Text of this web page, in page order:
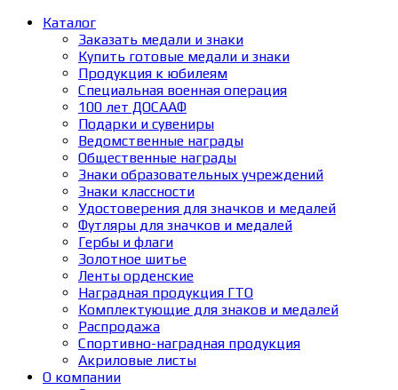
Каталог
Заказать медали и знаки
Купить готовые медали и знаки
Продукция к юбилеям
Специальная военная операция
100 лет ДОСААФ
Подарки и сувениры
Ведомственные награды
Общественные награды
Знаки образовательных учреждений
Знаки классности
Удостоверения для значков и медалей
Футляры для значков и медалей
Гербы и флаги
Золотное шитье
Ленты орденские
Наградная продукция ГТО
Комплектующие для знаков и медалей
Распродажа
Спортивно-наградная продукция
Акриловые листы
О компании